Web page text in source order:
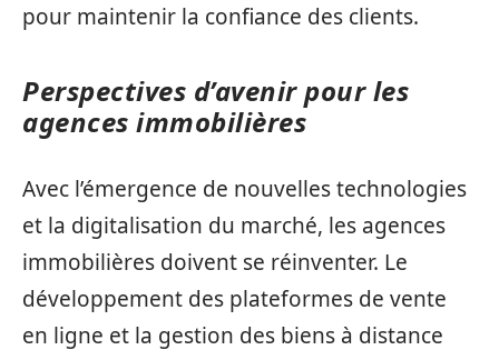
pour maintenir la confiance des clients.
Perspectives d’avenir pour les
agences immobilières
Avec l’émergence de nouvelles technologies
et la digitalisation du marché, les agences
immobilières doivent se réinventer. Le
développement des plateformes de vente
en ligne et la gestion des biens à distance